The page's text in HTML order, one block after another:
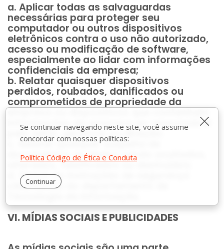
Se continuar navegando neste site, você assume
concordar com nossas políticas:
Política Código de Ética e Conduta
Continuar
a. Aplicar todas as salvaguardas
necessárias para proteger seu
computador ou outros dispositivos
eletrônicos contra o uso não autorizado,
acesso ou modificação de software,
especialmente ao lidar com informações
confidenciais da empresa;
b. Relatar quaisquer dispositivos
perdidos, roubados, danificados ou
comprometidos de propriedade da
empresa ou dispositivos que contenham
informações da empresa ao responsável
pelo setor, gerência ou direção;
c. Relatar qualquer suspeita de
documentos ou dados sendo ocultados,
alterados, falsificados ou destruídos;
d. Seguir as instruções de segurança
cibernética do departamento de
VI. MÍDIAS SOCIAIS E PUBLICIDADES